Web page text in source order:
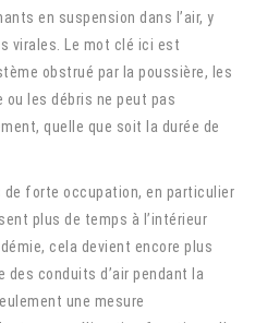
en suspension dans l’air, y
virales. Le mot clé ici est
obstrué par la poussière, les
ou les débris ne peut pas
quelle que soit la durée de
de forte occupation, en particulier
plus de temps à l’intérieur
cela devient encore plus
des conduits d’air pendant la
une mesure